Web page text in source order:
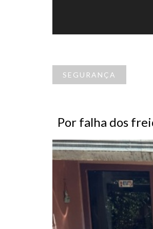
SEGURANÇA
Por falha dos